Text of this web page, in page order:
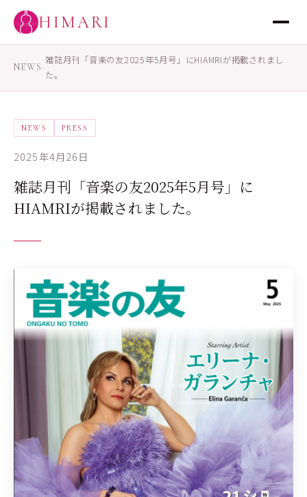
HIMARI
NEWS›
雑誌月刊「音楽の友2025年5月号」にHIAMRIが掲載されまし
た。
NEWS PRESS
2025年4月26日
雑誌月刊「音楽の友2025年5月号」に
HIAMRIが掲載されました。